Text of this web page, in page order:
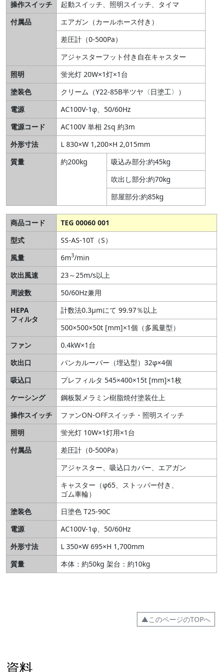
操作スイッチ
起動スイッチ、照明スイッチ、タイマ
付属品
エアガン（カールホース付き）
差圧計（0-500Pa）
アジャスターフット付き自在キャスター
照明
蛍光灯 20W×1灯×1台
塗装色
クリーム（Y22-85B半ツヤ〈日塗工〉）
電源
AC100V-1φ、50/60Hz
電源コード
AC100V 単相 2sq 約3m
外形寸法
L 830×W 1,200×H 2,015mm
質量
約200kg
吸込み部分:約45kg
吹出し部分:約70kg
部屋部分:約85kg
商品コード
TEG 00060 001
型式
SS-AS-10T（S）
風量
6m3/min
吹出風速
23～25m/s以上
周波数
50/60Hz兼用
HEPA
フィルタ
計数法0.3μmにて 99.97％以上
500×500×50t [mm]×1個（多風量型）
ファン
0.4kW×1台
吹出口
パンカルーバー（埋込型）32φ×4個
吸込口
プレフィルタ 545×400×15t [mm]×1枚
ケーシング
鋼板製メラミン樹脂焼付塗装仕上
操作スイッチ
ファンON-OFFスイッチ・照明スイッチ
照明
蛍光灯 10W×1灯用×1台
付属品
差圧計（0-500Pa）
アジャスター、吸込口カバー、エアガン
キャスター（φ65、ストッパー付き、
ゴム車輪）
塗装色
日塗色 T25-90C
電源
AC100V-1φ、50/60Hz
外形寸法
L 350×W 695×H 1,700mm
質量
本体：約50kg 架台：約10kg
▲このページのTOPへ
資料